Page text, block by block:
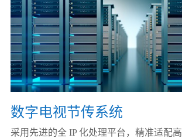
数字电视节传系统
采用先进的全 IP 化处理平台，精准适配高